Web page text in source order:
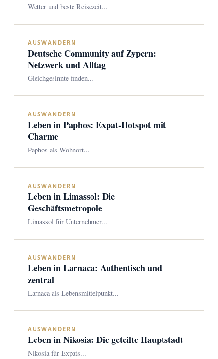
Wetter und beste Reisezeit...
AUSWANDERN
Deutsche Community auf Zypern:
Netzwerk und Alltag
Gleichgesinnte finden...
AUSWANDERN
Leben in Paphos: Expat-Hotspot mit
Charme
Paphos als Wohnort...
AUSWANDERN
Leben in Limassol: Die
Geschäftsmetropole
Limassol für Unternehmer...
AUSWANDERN
Leben in Larnaca: Authentisch und
zentral
Larnaca als Lebensmittelpunkt...
AUSWANDERN
Leben in Nikosia: Die geteilte Hauptstadt
Nikosia für Expats...